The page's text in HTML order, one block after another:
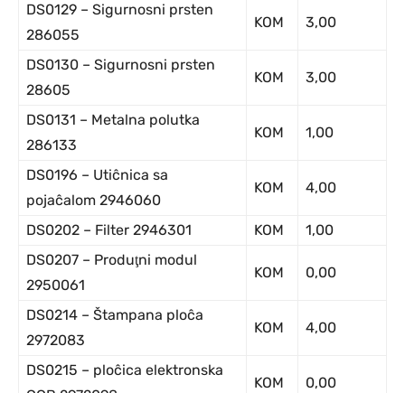
DS0129 – Sigurnosni prsten
286055
KOM 3,00
DS0130 – Sigurnosni prsten
28605
KOM 3,00
DS0131 – Metalna polutka
286133
KOM 1,00
DS0196 – Utiĉnica sa
pojaĉalom 2946060
KOM 4,00
DS0202 – Filter 2946301 KOM
1,00
DS0207 – Produţni modul
2950061
KOM 0,00
DS0214 – Štampana ploĉa
2972083
KOM 4,00
DS0215 – ploĉica elektronska
KOM 0,00